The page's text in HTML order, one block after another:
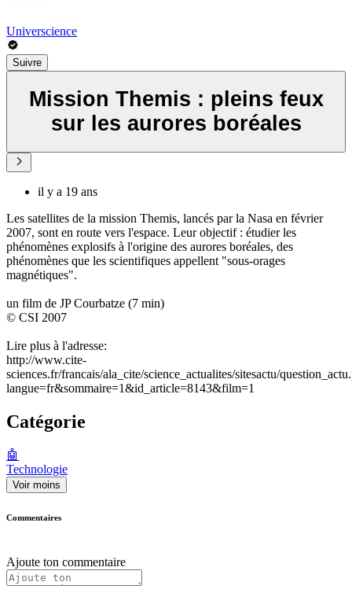
Universcience
Suivre
Mission Themis : pleins feux
sur les aurores boréales
il y a 19 ans
Les satellites de la mission Themis, lancés par la Nasa en février
2007, sont en route vers l'espace. Leur objectif : étudier les
phénomènes explosifs à l'origine des aurores boréales, des
phénomènes que les scientifiques appellent "sous-orages
magnétiques".
un film de JP Courbatze (7 min)
© CSI 2007
Lire plus à l'adresse:
http://www.cite-
sciences.fr/francais/ala_cite/science_actualites/sitesactu/
langue=fr&sommaire=1&id_article=8143&film=1
Catégorie
🤖
Technologie
Voir moins
Commentaires
Ajoute ton commentaire